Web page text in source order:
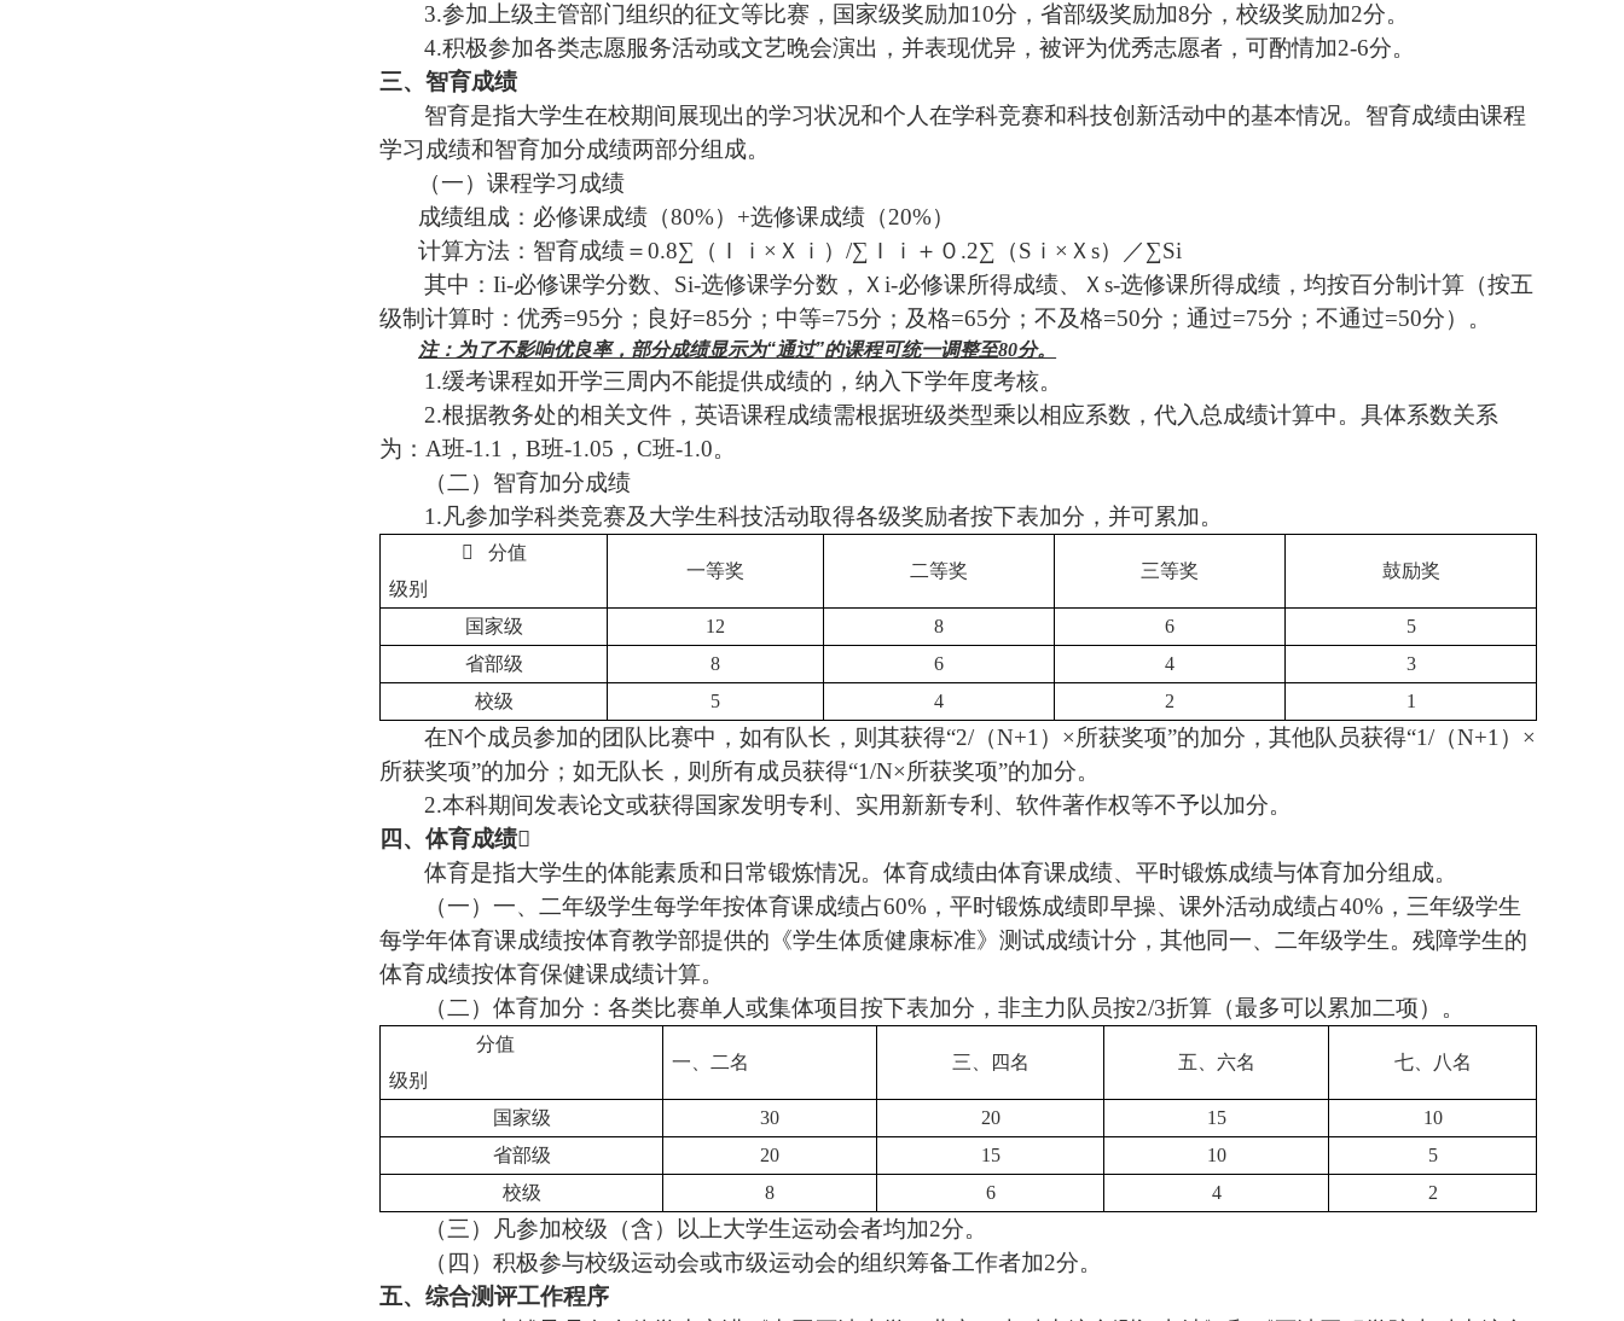
3.参加上级主管部门组织的征文等比赛，国家级奖励加10分，省部级奖励加8分，校级奖励加2分。
4.积极参加各类志愿服务活动或文艺晚会演出，并表现优异，被评为优秀志愿者，可酌情加2-6分。
三、智育成绩
智育是指大学生在校期间展现出的学习状况和个人在学科竞赛和科技创新活动中的基本情况。智育成绩由课程
学习成绩和智育加分成绩两部分组成。
（一）课程学习成绩
成绩组成：必修课成绩（80%） +选修课成绩（20%）
计算方法：智育成绩＝0.8∑（Ｉｉ×Ｘｉ） /∑Ｉｉ＋０ .2∑（S ｉ×Ｘ s）／∑Si
其中：Ii-必修课学分数、 Si-选修课学分数，Ｘi-必修课所得成绩、Ｘs-选修课所得成绩，均按百分制计算（按五
级制计算时：优秀=95分；良好=85分；中等=75分；及格=65分；不及格=50分；通过=75分；不通过=50分）。
注：为了不影响优良率，部分成绩显示为“通过”的课程可统一调整至80分。
1.缓考课程如开学三周内不能提供成绩的，纳入下学年度考核。
2.根据教务处的相关文件，英语课程成绩需根据班级类型乘以相应系数，代入总成绩计算中。具体系数关系
为： A班-1.1 ， B班-1.05 ， C班-1.0。
（二）智育加分成绩
1.凡参加学科类竞赛及大学生科技活动取得各级奖励者按下表加分，并可累加。

分值
级别
一等奖 二等奖 三等奖 鼓励奖
国家级 12 8 6
5
省部级
8 6 4
3
校级
5 4 2 1
在N个成员参加的团队比赛中，如有队长，则其获得“2/（N+1 ）×所获奖项”的加分，其他队员获得“1/（N+1 ）×
所获奖项”的加分；如无队长，则所有成员获得“1/N×所获奖项”的加分。
2.本科期间发表论文或获得国家发明专利、实用新新专利、软件著作权等不予以加分。
四、体育成绩
体育是指大学生的体能素质和日常锻炼情况。体育成绩由体育课成绩、平时锻炼成绩与体育加分组成。
（一）一、二年级学生每学年按体育课成绩占60% ，平时锻炼成绩即早操、课外活动成绩占40% ，三年级学生
每学年体育课成绩按体育教学部提供的《学生体质健康标准》测试成绩计分，其他同一、二年级学生。残障学生的
体育成绩按体育保健课成绩计算。
（二）体育加分：各类比赛单人或集体项目按下表加分，非主力队员按2/3折算（最多可以累加二项）。
分值
级别
一、二名 三、四名 五、六名 七、八名
国家级 30 20 15
10
省部级
20 15 10
5
校级
8 6 4 2
（三）凡参加校级（含）以上大学生运动会者均加2分。
（四）积极参与校级运动会或市级运动会的组织筹备工作者加2分。
五、综合测评工作程序